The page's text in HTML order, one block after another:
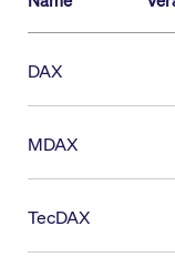
DAX
MDAX
TecDAX